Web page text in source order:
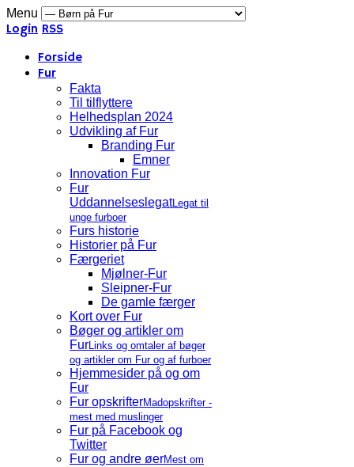
Menu
Login RSS
Forside
Fur
Fakta
Til tilflyttere
Helhedsplan 2024
Udvikling af Fur
Branding Fur
Emner
Innovation Fur
Fur
UddannelseslegatLegat til
unge furboer
Furs historie
Historier på Fur
Færgeriet
Mjølner-Fur
Sleipner-Fur
De gamle færger
Kort over Fur
Bøger og artikler om
FurLinks og omtaler af bøger
og artikler om Fur og af furboer
Hjemmesider på og om
Fur
Fur opskrifterMadopskrifter -
mest med muslinger
Fur på Facebook og
Twitter
Fur og andre øerMest om